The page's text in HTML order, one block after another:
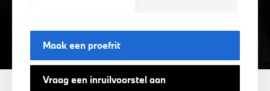
Maak een proefrit
Vraag een inruilvoorstel aan